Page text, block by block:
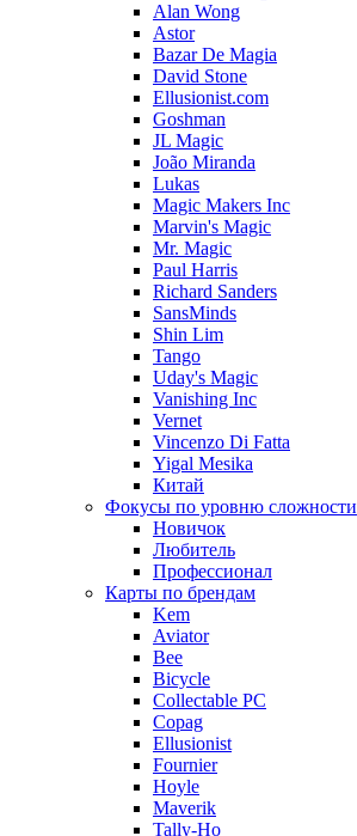
Alan Wong
Astor
Bazar De Magia
David Stone
Ellusionist.com
Goshman
JL Magic
João Miranda
Lukas
Magic Makers Inc
Marvin's Magic
Mr. Magic
Paul Harris
Richard Sanders
SansMinds
Shin Lim
Tango
Uday's Magic
Vanishing Inc
Vernet
Vincenzo Di Fatta
Yigal Mesika
Китай
Фокусы по уровню сложности
Новичок
Любитель
Профессионал
Карты по брендам
Kem
Aviator
Bee
Bicycle
Collectable PC
Copag
Ellusionist
Fournier
Hoyle
Maverik
Tally-Ho